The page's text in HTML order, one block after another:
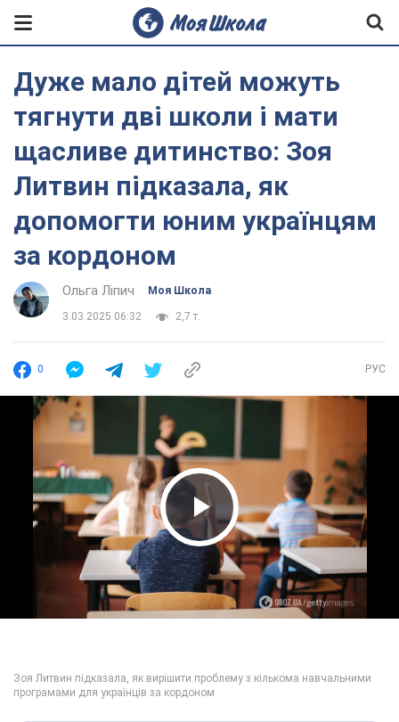
Дуже мало дітей можуть
тягнути дві школи і мати
щасливе дитинство: Зоя
Литвин підказала, як
допомогти юним українцям
за кордоном
Ольга Ліпич Моя Школа
3.03.2025 06:32 2,7 т.
0 РУС
Play Video